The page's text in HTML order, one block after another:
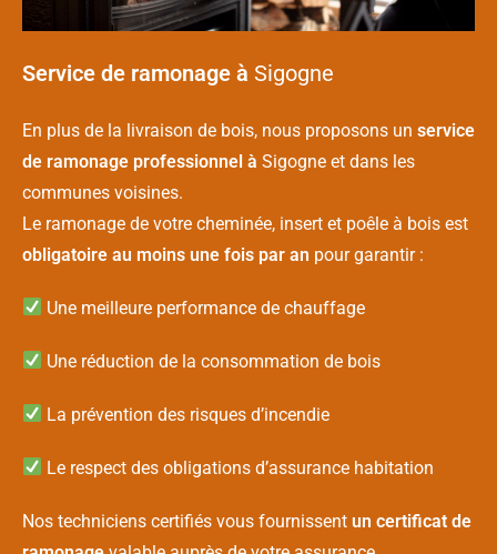
Service de ramonage à Sigogne
En plus de la livraison de bois, nous proposons un service
de ramonage professionnel à Sigogne et dans les
communes voisines.
Le ramonage de votre cheminée, insert et poêle à bois est
obligatoire au moins une fois par an pour garantir :
Une meilleure performance de chauffage
Une réduction de la consommation de bois
La prévention des risques d’incendie
Le respect des obligations d’assurance habitation
Nos techniciens certifiés vous fournissent un certificat de